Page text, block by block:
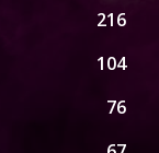
216
104
76